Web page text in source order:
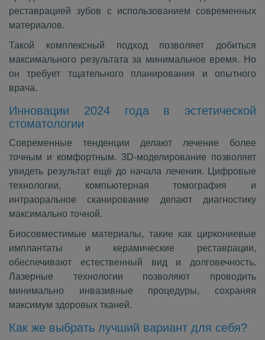
реставрацией зубов с использованием современных
материалов.
Такой комплексный подход позволяет добиться
максимального результата за минимальное время. Но
он требует тщательного планирования и опытного
врача.
Инновации 2024 года в эстетической
стоматологии
Современные тенденции делают лечение более
точным и комфортным. 3D‑моделирование позволяет
увидеть результат ещё до начала лечения. Цифровые
технологии, компьютерная томография и
интраоральное сканирование делают диагностику
максимально точной.
Биосовместимые материалы, такие как циркониевые
имплантаты и керамические реставрации,
обеспечивают естественный вид и долговечность.
Лазерные технологии позволяют проводить
минимально инвазивные процедуры, сохраняя
максимум здоровых тканей.
Как же выбрать лучший вариант для себя?